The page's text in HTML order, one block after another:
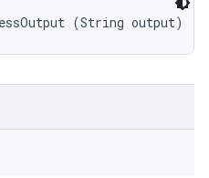
(String output)